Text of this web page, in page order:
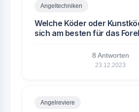
Angeltechniken
Welche Köder oder
sich am besten für das
8 Antworten
23.12.2023
Angelreviere